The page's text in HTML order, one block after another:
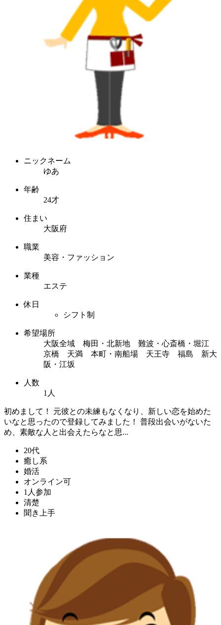
ニックネーム
ゆあ
年齢
24才
住まい
大阪府
職業
美容・ファッション
業種
エステ
休日
シフト制
希望場所
大阪全域 梅田・北新地 難波・心斎橋・堀江
京橋 天満 本町・南船場 天王寺 福島 新大
阪・江坂
人数
1人
初めまして！ 元彼との未練もなくなり、新しい恋を始めた
いなと思ったので登録してみました！ 普段出会いがないた
め、素敵な人と出会えたらなと思...
20代
癒し系
婚活
オンライン可
1人参加
清楚
聞き上手